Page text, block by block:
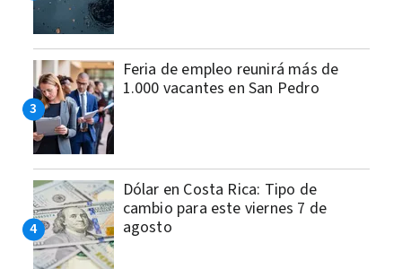
Feria de empleo reunirá más de
1.000 vacantes en San Pedro
Dólar en Costa Rica: Tipo de
cambio para este viernes 7 de
agosto